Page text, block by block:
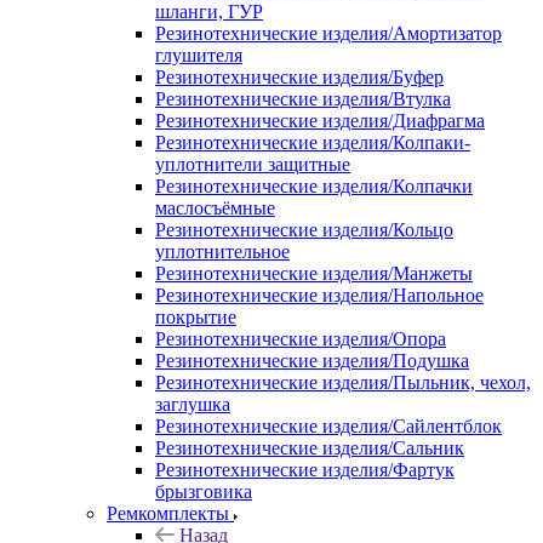
шланги, ГУР
Резинотехнические изделия/Амортизатор
глушителя
Резинотехнические изделия/Буфер
Резинотехнические изделия/Втулка
Резинотехнические изделия/Диафрагма
Резинотехнические изделия/Колпаки-
уплотнители защитные
Резинотехнические изделия/Колпачки
маслосъёмные
Резинотехнические изделия/Кольцо
уплотнительное
Резинотехнические изделия/Манжеты
Резинотехнические изделия/Напольное
покрытие
Резинотехнические изделия/Опора
Резинотехнические изделия/Подушка
Резинотехнические изделия/Пыльник, чехол,
заглушка
Резинотехнические изделия/Сайлентблок
Резинотехнические изделия/Сальник
Резинотехнические изделия/Фартук
брызговика
Ремкомплекты
Назад